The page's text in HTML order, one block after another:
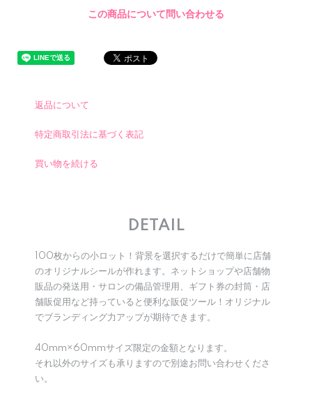
この商品について問い合わせる
返品について
特定商取引法に基づく表記
買い物を続ける
DETAIL
100枚からの小ロット！背景を選択するだけで簡単に店舗
のオリジナルシールが作れます。ネットショップや店舗物
販品の発送用・サロンの備品管理用、ギフト券の封筒・店
舗販促用など持っていると便利な販促ツール！オリジナル
でブランディング力アップが期待できます。
40mm×60mmサイズ限定の金額となります。
それ以外のサイズも承りますので別途お問い合わせくださ
い。